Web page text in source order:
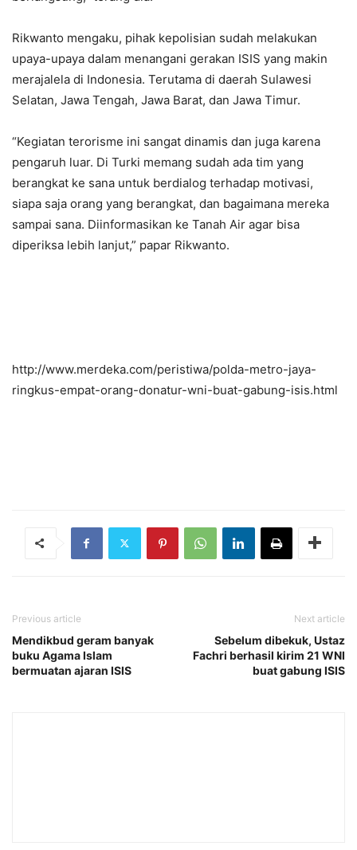
Rikwanto mengaku, pihak kepolisian sudah melakukan
upaya-upaya dalam menangani gerakan ISIS yang makin
merajalela di Indonesia. Terutama di daerah Sulawesi
Selatan, Jawa Tengah, Jawa Barat, dan Jawa Timur.
“Kegiatan terorisme ini sangat dinamis dan juga karena
pengaruh luar. Di Turki memang sudah ada tim yang
berangkat ke sana untuk berdialog terhadap motivasi,
siapa saja orang yang berangkat, dan bagaimana mereka
sampai sana. Diinformasikan ke Tanah Air agar bisa
diperiksa lebih lanjut,” papar Rikwanto.
http://www.merdeka.com/peristiwa/polda-metro-jaya-
ringkus-empat-orang-donatur-wni-buat-gabung-isis.html
Previous article
Mendikbud geram banyak
buku Agama Islam
bermuatan ajaran ISIS
Next article
Sebelum dibekuk, Ustaz
Fachri berhasil kirim 21 WNI
buat gabung ISIS